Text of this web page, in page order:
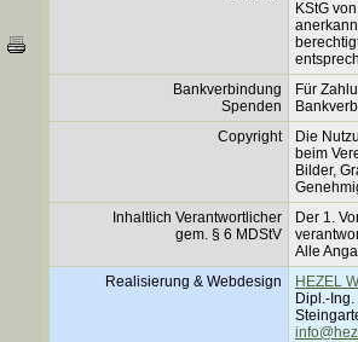
KStG
Bankverbindung
Spenden
Für
Copyright
Die
beim
Bilder,
Inhaltlich Verantwortlicher
gem. § 6 MDStV
Der 1.
Alle
Realisierung & Webdesign
HEZEL
Dipl.-